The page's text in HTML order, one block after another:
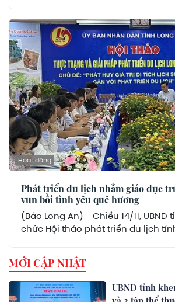
Hoạt động
Phát triển du lịch nhằm giáo dục
vun bồi tình yêu quê hương
(Báo Long An) - Chiều 14/11, UBND
chức Hội thảo phát triển du lịch
MỚI CẬP NHẬT
UBND tỉnh